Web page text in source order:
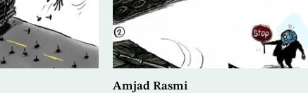
Amjad Rasmi